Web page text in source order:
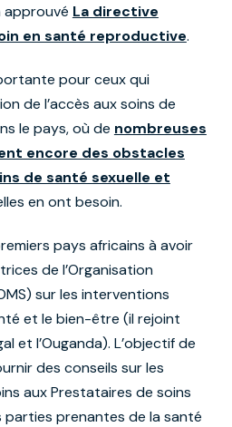
approuvé La directive
en santé reproductive.
pour ceux qui
de l’accès aux soins de
le pays, où de nombreuses
encore des obstacles
de santé sexuelle et
en ont besoin.
pays africains à avoir
de l’Organisation
sur les interventions
et le bien-être (il rejoint
et l’Ouganda). L’objectif de
des conseils sur les
aux Prestataires de soins
prenantes de la santé